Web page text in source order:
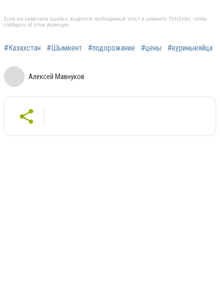
Если вы заметили ошибку, выделите необходимый текст и нажмите Ctrl+Enter, чтобы
сообщить об этом редакции
#Казахстан #Шымкент #подорожание #цены #куриныеяйца
Алексей Мавнуков